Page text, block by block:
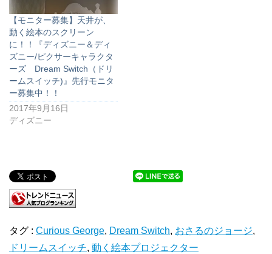
【モニター募集】天井が、
動く絵本のスクリーン
に！！『ディズニー＆ディ
ズニー/ピクサーキャラクタ
ーズ Dream Switch（ドリ
ームスイッチ)』先行モニタ
ー募集中！！
2017年9月16日
ディズニー
タグ : Curious George, Dream Switch, おさるのジョージ,
ドリームスイッチ, 動く絵本プロジェクター